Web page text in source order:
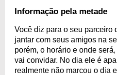
Informação pela metade
Você diz para o seu parceiro
jantar com seus amigos na
porém, o horário e onde
vai convidar. No dia ele é
realmente não marcou o dia